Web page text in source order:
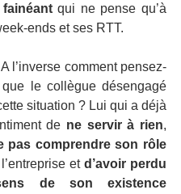
qui ne pense qu’à
ends et ses RTT.
l’inverse comment pensez-
le collègue désengagé
situation ? Lui qui a déjà
de ne servir à rien,
pas comprendre son rôle
et d’avoir perdu
de son existence